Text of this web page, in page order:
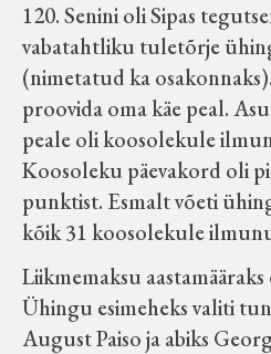
Õpperada
Muud koduloolist
Märjamaa
elanike nimekirjad
15.12.1938
Velise kultuuri ja
120. Senini oli Sipas
vabatahtliku tuletõrje
(nimetatud ka
proovida oma käe peal.
peale oli koosolekule
Koosoleku päevakord oli
punktist. Esmalt võeti
kõik 31 koosolekule
Liikmemaksu
Ühingu esimeheks valiti
August Paiso ja abiks